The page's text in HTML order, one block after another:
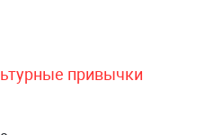
привычки